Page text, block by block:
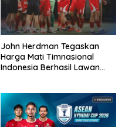
John Herdman Tegaskan
Harga Mati Timnasional
Indonesia Berhasil Lawan